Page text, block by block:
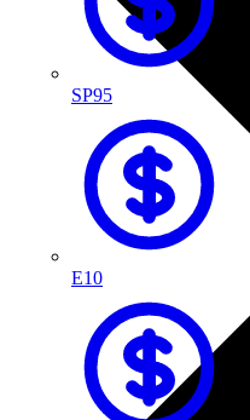
SP95
E10